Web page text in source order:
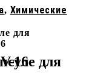
, Химические
для
V-16